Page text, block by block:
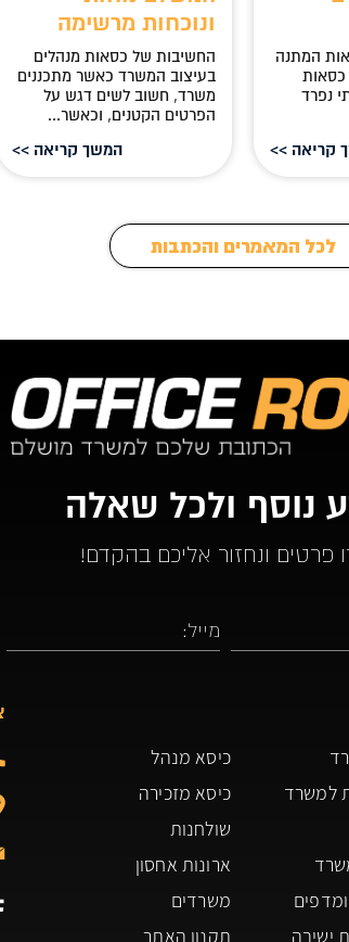
המתנה
נפרד
קריאה >>
ונוכחות מרשימה
החשיבות של כסאות מנהלים
בעיצוב המשרד כאשר מתכננים
משרד, חשוב לשים דגש על
הפרטים הקטנים, וכאשר...
המשך קריאה >>
לכל המאמרים והכתבות
נוסף ולכל שאלה
פרטים ונחזור אליכם בהקדם!
למשרד
ישיבה
כיסא מנהל
כיסא מזכירה
שולחנות
ארונות אחסון
משרדים
תקנון האתר